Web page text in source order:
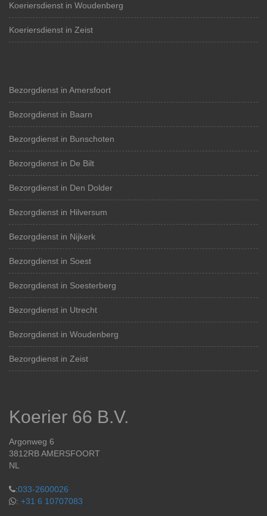
Koeriersdienst in Woudenberg
Koeriersdienst in Zeist
Bezorgdienst in Amersfoort
Bezorgdienst in Baarn
Bezorgdienst in Bunschoten
Bezorgdienst in De Bilt
Bezorgdienst in Den Dolder
Bezorgdienst in Hilversum
Bezorgdienst in Nijkerk
Bezorgdienst in Soest
Bezorgdienst in Soesterberg
Bezorgdienst in Utrecht
Bezorgdienst in Woudenberg
Bezorgdienst in Zeist
Koerier 66 B.V.
Argonweg 6
3812RB AMERSFOORT
NL
:033-2600026
: +31 6 10707083